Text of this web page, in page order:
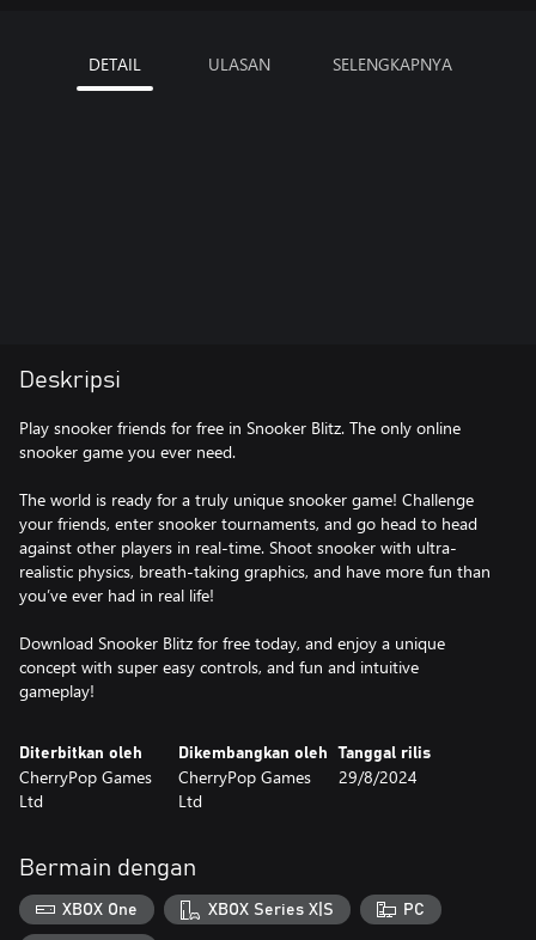
DETAIL ULASAN SELENGKAPNYA
Deskripsi
Play snooker friends for free in Snooker Blitz. The only online
snooker game you ever need.
The world is ready for a truly unique snooker game! Challenge
your friends, enter snooker tournaments, and go head to head
against other players in real-time. Shoot snooker with ultra-
realistic physics, breath-taking graphics, and have more fun than
you’ve ever had in real life!
Download Snooker Blitz for free today, and enjoy a unique
concept with super easy controls, and fun and intuitive
gameplay!
Diterbitkan oleh
CherryPop Games
Ltd
Dikembangkan oleh
CherryPop Games
Ltd
Tanggal rilis
29/8/2024
Bermain dengan
XBOX One XBOX Series X|S PC